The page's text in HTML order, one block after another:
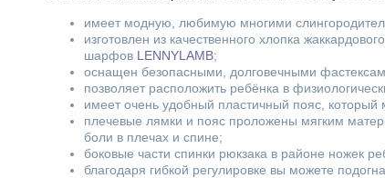
имеет модную, любимую многими
изготовлен из качественного хлопка
шарфов LENNYLAMB;
оснащен безопасными, долговечными
позволяет расположить ребёнка в
имеет очень удобный пластичный пояс, который
плечевые лямки и пояс проложены мягким
боли в плечах и спине;
боковые части спинки рюкзака в районе ножек
благодаря гибкой регулировке вы можете